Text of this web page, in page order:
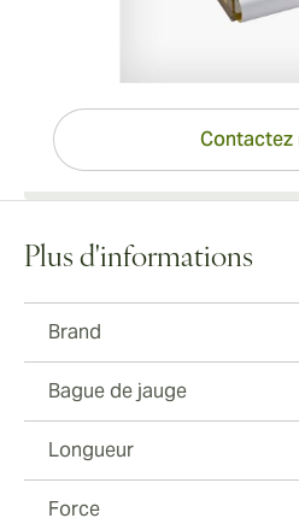
Expertise à portée de clic
Contactez
Plus d'informations
Brand
Bague de jauge
Longueur
Force